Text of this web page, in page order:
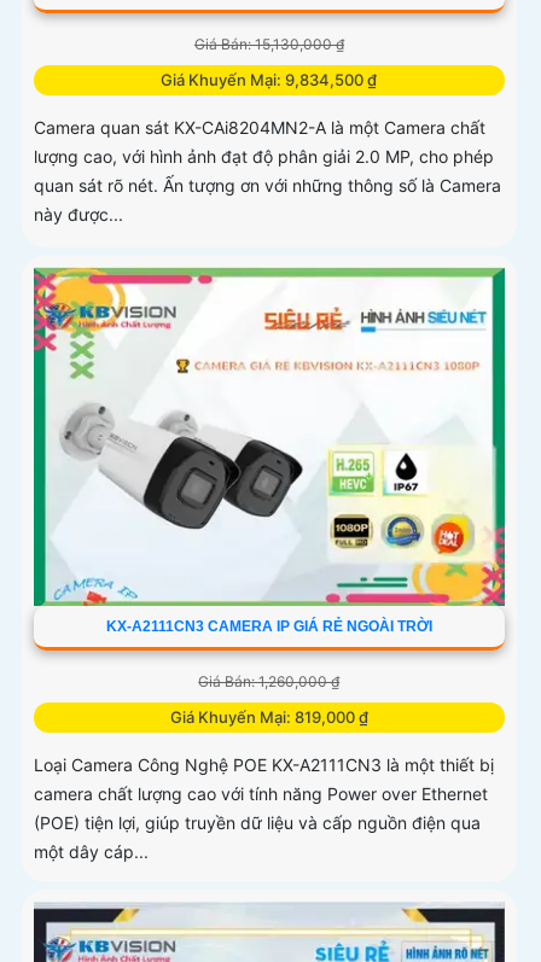
Giá Bán: 15,130,000 ₫
Giá Khuyến Mại: 9,834,500 ₫
Camera quan sát KX-CAi8204MN2-A là một Camera chất
lượng cao, với hình ảnh đạt độ phân giải 2.0 MP, cho phép
quan sát rõ nét. Ấn tượng ơn với những thông số là Camera
này được...
KX-A2111CN3 CAMERA IP GIÁ RẺ NGOÀI TRỜI
Giá Bán: 1,260,000 ₫
Giá Khuyến Mại: 819,000 ₫
Loại Camera Công Nghệ POE KX-A2111CN3 là một thiết bị
camera chất lượng cao với tính năng Power over Ethernet
(POE) tiện lợi, giúp truyền dữ liệu và cấp nguồn điện qua
một dây cáp...